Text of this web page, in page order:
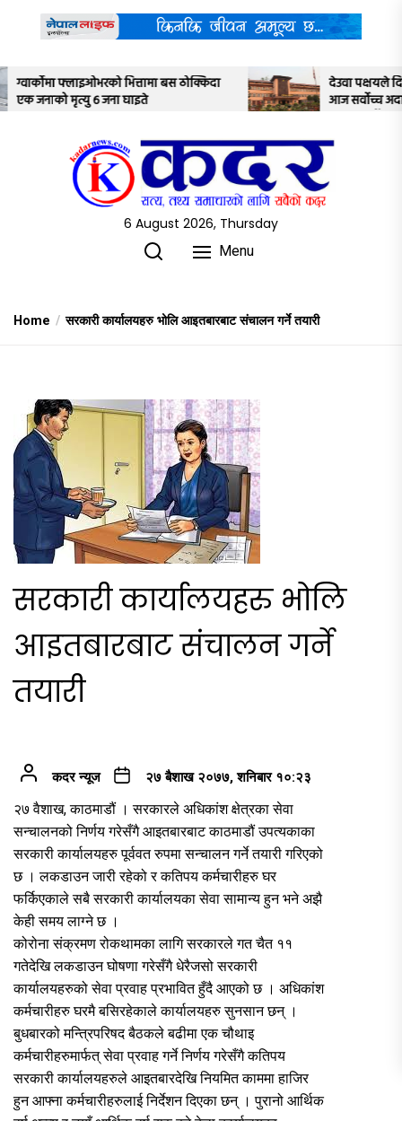
content
ठोक्किदा
देउवा पक्षयले दिएकोे पुनरावलोकन निवेदनमाथि
आज सर्वोच्च अदालतका तीन न्यायाधीशले
6 August 2026, Thursday
Menu
Home सरकारी कार्यालयहरु भोलि आइतबारबाट संचालन गर्ने तयारी
सरकारी कार्यालयहरु भोलि
आइतबारबाट संचालन गर्ने
तयारी
कदर न्यूज २७ बैशाख २०७७, शनिबार १०:२३
२७ वैशाख, काठमाडौं । सरकारले अधिकांश क्षेत्रका सेवा
सन्चालनको निर्णय गरेसँगै आइतबारबाट काठमाडौं उपत्यकाका
सरकारी कार्यालयहरु पूर्ववत रुपमा सन्चालन गर्ने तयारी गरिएको
छ । लकडाउन जारी रहेको र कतिपय कर्मचारीहरु घर
फर्किएकाले सबै सरकारी कार्यालयका सेवा सामान्य हुन भने अझै
केही समय लाग्ने छ ।
कोरोना संक्रमण रोकथामका लागि सरकारले गत चैत ११
गतेदेखि लकडाउन घोषणा गरेसँगै धेरैजसो सरकारी
कार्यालयहरुको सेवा प्रवाह प्रभावित हुँदै आएको छ । अधिकांश
कर्मचारीहरु घरमै बसिरहेकाले कार्यालयहरु सुनसान छन् ।
बुधबारको मन्त्रिपरिषद बैठकले बढीमा एक चौथाइ
कर्मचारीहरुमार्फत् सेवा प्रवाह गर्ने निर्णय गरेसँगै कतिपय
सरकारी कार्यालयहरुले आइतबारदेखि नियमित काममा हाजिर
हुन आफ्ना कर्मचारीहरुलाई निर्देशन दिएका छन् । पुरानो आर्थिक